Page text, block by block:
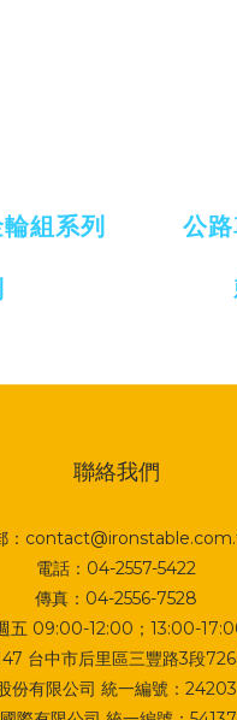
組系列 公
聯絡我們
：
電話：04-2557-5422
傳真：04-2556-7528
五 09:00-12:00；13:00-
台中市后里區三豐路3段
份有限公司 統一編號：